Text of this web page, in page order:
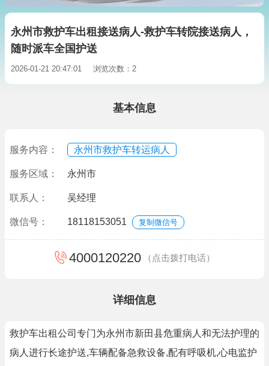
永州市救护车出租接送病人-救护车转院接送病人，
随时派车全国护送
2026-01-21 20:47:01 浏览次数：2
基本信息
服务内容： 永州市救护车转运病人
服务区域： 永州市
联系人： 吴经理
微信号： 18118153051 复制微信号
4000120220 （点击拨打电话）
详细信息
救护车出租公司专门为永州市新田县危重病人和无法护理的
病人进行长途护送,车辆配备急救设备,配有呼吸机,心电监护